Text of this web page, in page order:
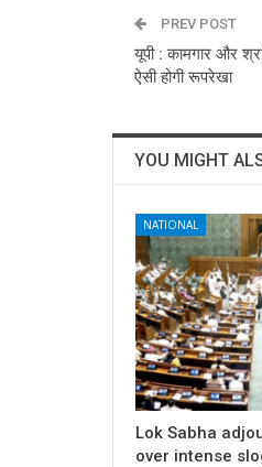
PREV POST
यूपी : कामगार और
ऐसी होगी रूपरेखा
YOU MIGHT
NATIONAL
Lok Sabha
over intense